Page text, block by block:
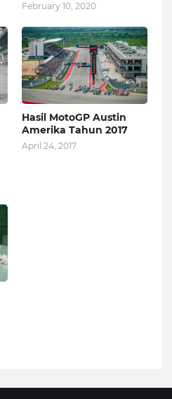
February 10, 2020
Hasil MotoGP Austin
Amerika Tahun 2017
April 24, 2017